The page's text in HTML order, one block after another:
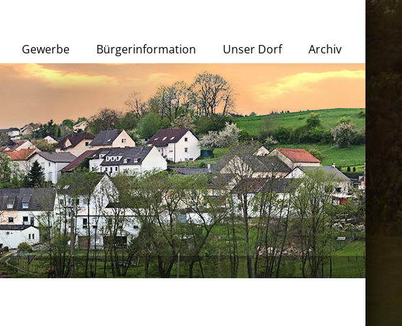
Gewerbe Bürgerinformation Unser Dorf Archiv